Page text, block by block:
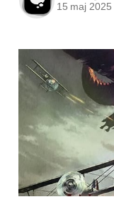
15 maj 2025